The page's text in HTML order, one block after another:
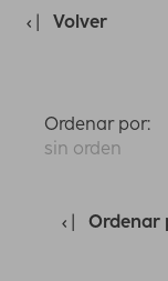
Volver
Ordenar por:
sin orden
Ordenar